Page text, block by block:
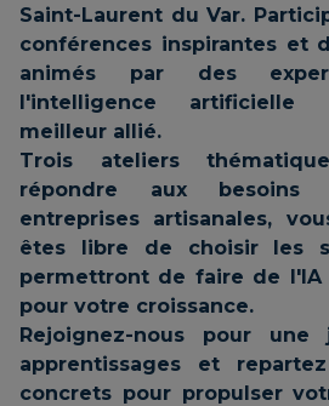
Saint-Laurent du Var.
conférences inspirantes et
animés par des
l'intelligence artificielle
meilleur allié.
Trois ateliers
répondre aux besoins
entreprises artisanales,
êtes libre de choisir les
permettront de faire de
pour votre croissance.
Rejoignez-nous pour
apprentissages et
concrets pour propulser